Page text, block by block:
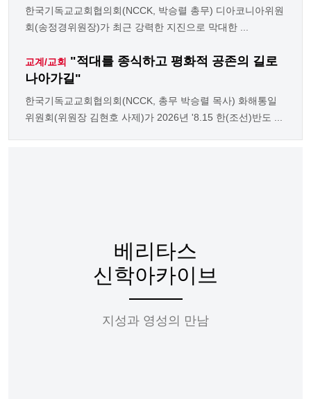
한국기독교교회협의회(NCCK, 박승렬 총무) 디아코니아위원
회(송정경위원장)가 최근 강력한 지진으로 막대한 ...
교계/교회 "적대를 종식하고 평화적 공존의 길로
나아가길"
한국기독교교회협의회(NCCK, 총무 박승렬 목사) 화해통일
위원회(위원장 김현호 사제)가 2026년 '8.15 한(조선)반도 ...
베리타스
신학아카이브
지성과 영성의 만남